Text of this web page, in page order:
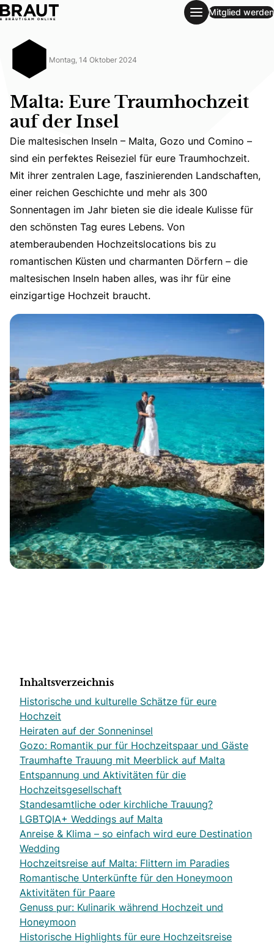
Mitglied werden
Montag, 14 Oktober 2024
Malta: Eure Traumhochzeit
auf der Insel
Die maltesischen Inseln – Malta, Gozo und Comino –
Die maltesischen Inseln – Malta, Gozo und Comino –
sind ein perfektes Reiseziel für eure Traumhochzeit.
Mit ihrer zentralen Lage, faszinierenden Landschaften,
einer reichen Geschichte und mehr als 300
Sonnentagen im Jahr bieten sie die ideale Kulisse für
den schönsten Tag eures Lebens. Von
atemberaubenden Hochzeitslocations bis zu
romantischen Küsten und charmanten Dörfern – die
maltesischen Inseln haben alles, was ihr für eine
einzigartige Hochzeit braucht.
Inhaltsverzeichnis
Historische und kulturelle Schätze für eure
Hochzeit
Heiraten auf der Sonneninsel
Gozo: Romantik pur für Hochzeitspaar und Gäste
Traumhafte Trauung mit Meerblick auf Malta
Entspannung und Aktivitäten für die
Hochzeitsgesellschaft
Standesamtliche oder kirchliche Trauung?
LGBTQIA+ Weddings auf Malta
Anreise & Klima – so einfach wird eure Destination
Wedding
Hochzeitsreise auf Malta: Flittern im Paradies
Romantische Unterkünfte für den Honeymoon
Aktivitäten für Paare
Genuss pur: Kulinarik während Hochzeit und
Honeymoon
Historische Highlights für eure Hochzeitsreise